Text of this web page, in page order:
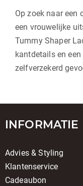
Op zoek naar een
een vrouwelijke
Tummy Shaper
kantdetails en
zelfverzekerd
INFORMATIE
Advies & Styling
Klantenservice
Cadeaubon